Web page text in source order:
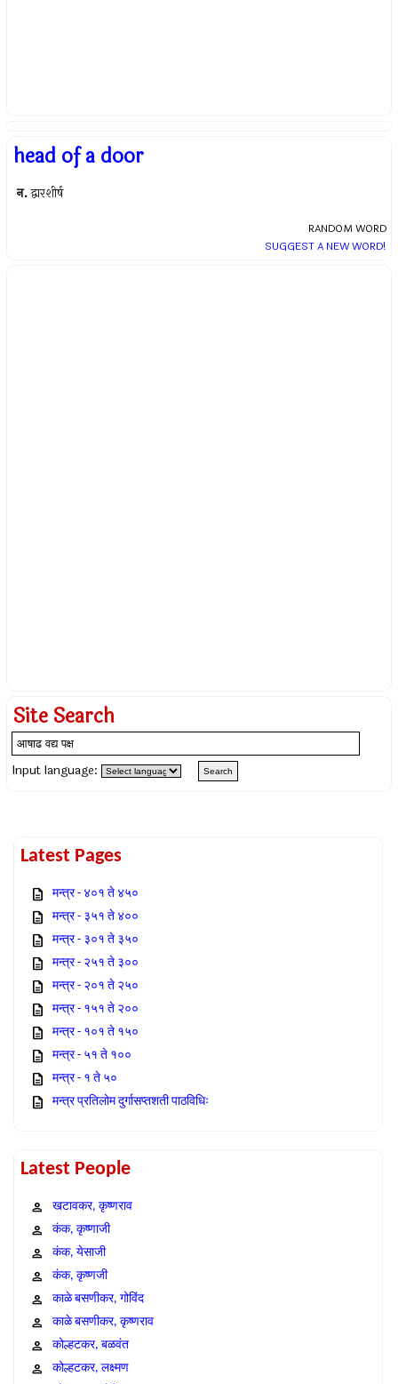
head of a door
न. द्वारशीर्ष
RANDOM WORD
SUGGEST A NEW WORD!
Site Search
Input language:
Latest Pages
मन्त्र - ४०१ ते ४५०
मन्त्र - ३५१ ते ४००
मन्त्र - ३०१ ते ३५०
मन्त्र - २५१ ते ३००
मन्त्र - २०१ ते २५०
मन्त्र - १५१ ते २००
मन्त्र - १०१ ते १५०
मन्त्र - ५१ ते १००
मन्त्र - १ ते ५०
मन्त्र प्रतिलोम दुर्गासप्तशती पाठविधिः
Latest People
खटावकर, कृष्णराव
कंक, कृष्णाजी
कंक, येसाजी
कंक, कृष्णजी
काळे बसणीकर, गोविंद
काळे बसणीकर, कृष्णराव
कोल्हटकर, बळवंत
कोल्हटकर, लक्ष्मण